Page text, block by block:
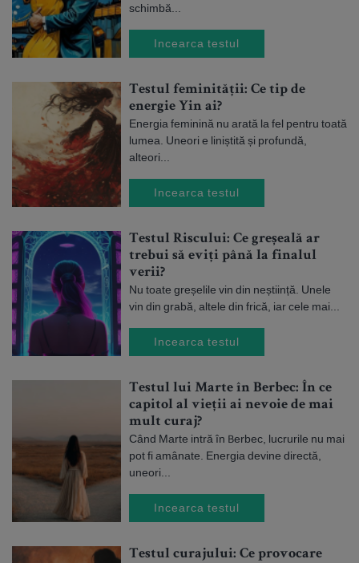
schimbă...
Incearca testul
Testul feminității: Ce tip de
energie Yin ai?
Energia feminină nu arată la fel pentru toată
lumea. Uneori e liniștită și profundă,
alteori...
Incearca testul
Testul Riscului: Ce greșeală ar
trebui să eviți până la finalul
verii?
Nu toate greșelile vin din neștiință. Unele
vin din grabă, altele din frică, iar cele mai...
Incearca testul
Testul lui Marte în Berbec: În ce
capitol al vieții ai nevoie de mai
mult curaj?
Când Marte intră în Berbec, lucrurile nu mai
pot fi amânate. Energia devine directă,
uneori...
Incearca testul
Testul curajului: Ce provocare